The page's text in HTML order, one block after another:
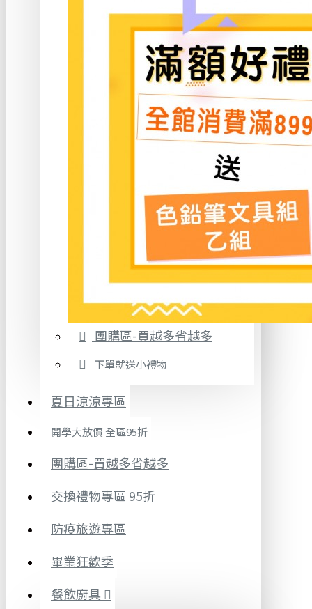
團購區-買越多省越多
下單就送小禮物
夏日涼涼專區
開學大放價 全區95折
團購區-買越多省越多
交換禮物專區 95折
防疫旅遊專區
畢業狂歡季
餐飲廚具